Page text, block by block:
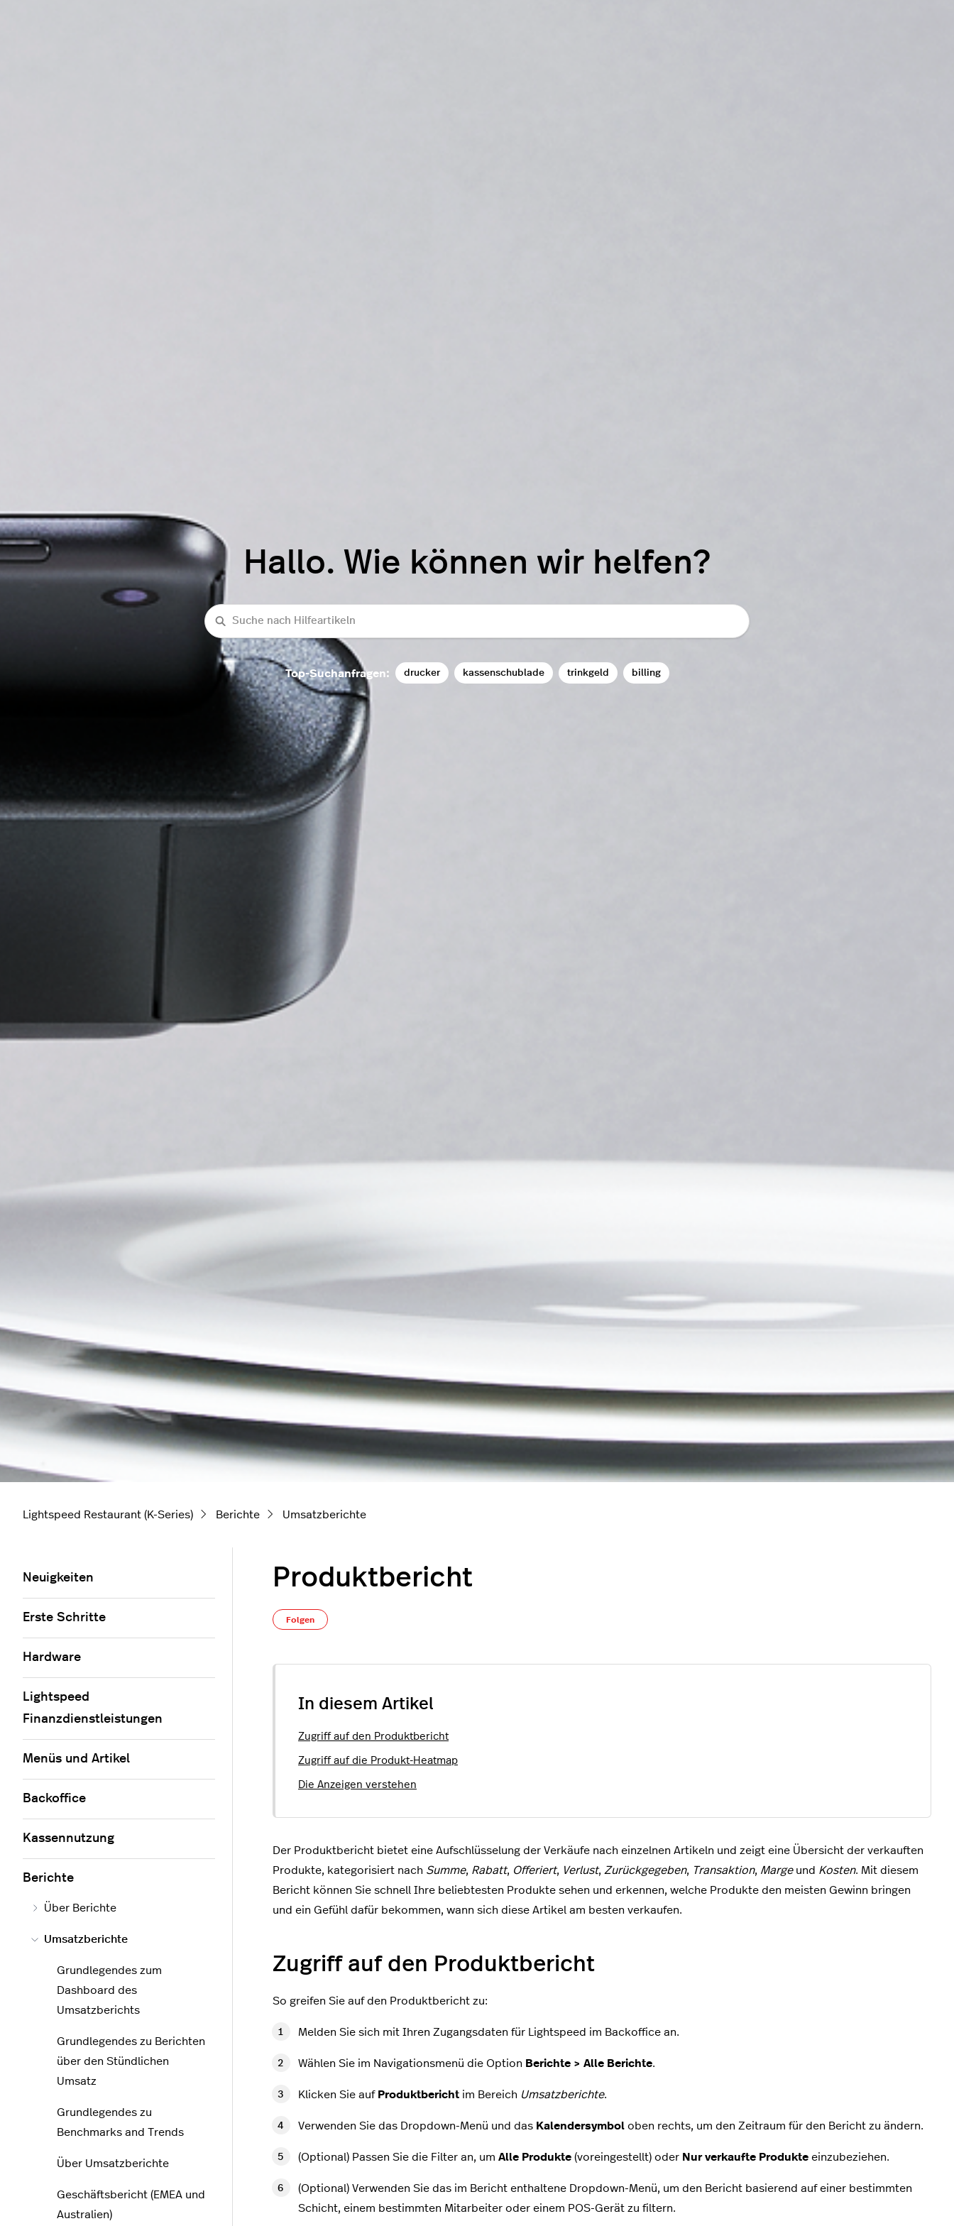
Hallo. Wie können wir helfen?
Suche
Top-Suchanfragen: drucker kassenschublade trinkgeld billing
Lightspeed Restaurant (K-Series) Berichte Umsatzberichte
Produktbericht
Folgen
In diesem Artikel
Zugriff auf den Produktbericht
Zugriff auf die Produkt-Heatmap
Die Anzeigen verstehen
Der Produktbericht bietet eine Aufschlüsselung der Verkäufe nach einzelnen Artikeln und zeigt eine Übersicht der verkauften
Produkte, kategorisiert nach Summe, Rabatt, Offeriert, Verlust, Zurückgegeben, Transaktion, Margeund Kosten. Mit diesem
Bericht können Sie schnell Ihre beliebtesten Produkte sehen und erkennen, welche Produkte den meisten Gewinn bringen
und ein Gefühl dafür bekommen, wann sich diese Artikel am besten verkaufen.
Zugriff auf den Produktbericht
So greifen Sie auf den Produktbericht zu:
Melden Sie sich mit Ihren Zugangsdaten für Lightspeed im Backoffice an.
Wählen Sie im Navigationsmenü die Option Berichte > Alle Berichte.
Klicken Sie auf Produktbericht im Bereich Umsatzberichte.
Verwenden Sie das Dropdown-Menü und das Kalendersymbol oben rechts, um den Zeitraum für den Bericht zu ändern.
(Optional) Passen Sie die Filter an, um Alle Produkte (voreingestellt) oder Nur verkaufte Produkte einzubeziehen.
(Optional) Verwenden Sie das im Bericht enthaltene Dropdown-Menü, um den Bericht basierend auf einer bestimmten
Schicht, einem bestimmten Mitarbeiter oder einem POS-Gerät zu filtern.
Neuigkeiten
Erste Schritte
Hardware
Lightspeed
Finanzdienstleistungen
Menüs und Artikel
Backoffice
Kassennutzung
Berichte
Über Berichte
Umsatzberichte
Grundlegendes zum
Dashboard des
Umsatzberichts
Grundlegendes zu Berichten
über den Stündlichen
Umsatz
Grundlegendes zu
Benchmarks and Trends
Über Umsatzberichte
Geschäftsbericht (EMEA und
Australien)